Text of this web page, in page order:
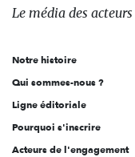
des
l'engagement
Le média des acteurs
Notre histoire
Qui sommes-nous ?
Ligne éditoriale
Pourquoi s'inscrire
Acteurs de l'engagement